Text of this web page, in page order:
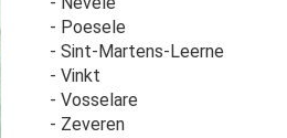
- Poesele
- Sint-Martens-Leerne
- Vinkt
- Vosselare
- Zeveren